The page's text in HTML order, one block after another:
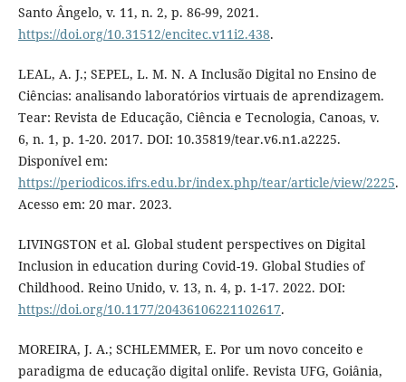
Santo Ângelo, v. 11, n. 2, p. 86-99, 2021.
https://doi.org/10.31512/encitec.v11i2.438.
LEAL, A. J.; SEPEL, L. M. N. A Inclusão Digital no Ensino de
Ciências: analisando laboratórios virtuais de aprendizagem.
Tear: Revista de Educação, Ciência e Tecnologia, Canoas, v.
6, n. 1, p. 1-20. 2017. DOI: 10.35819/tear.v6.n1.a2225.
Disponível em:
https://periodicos.ifrs.edu.br/index.php/tear/article/view/2225.
Acesso em: 20 mar. 2023.
LIVINGSTON et al. Global student perspectives on Digital
Inclusion in education during Covid-19. Global Studies of
Childhood. Reino Unido, v. 13, n. 4, p. 1-17. 2022. DOI:
https://doi.org/10.1177/20436106221102617.
MOREIRA, J. A.; SCHLEMMER, E. Por um novo conceito e
paradigma de educação digital onlife. Revista UFG, Goiânia,